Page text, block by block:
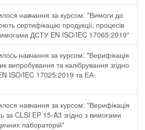
навчання за курсом: "Вимоги до
сертифікацію продукції, процесів
вимогами ДСТУ EN ISO/IEC 17065:2019"
навчання за курсом: "Верифікація
випробування та калібрування згідно
ISO/IEC 17025:2019 та ЕА-
навчання за курсом: "Верифікація
за CLSI EP 15-A3 згідно з вимогами
лабораторій"